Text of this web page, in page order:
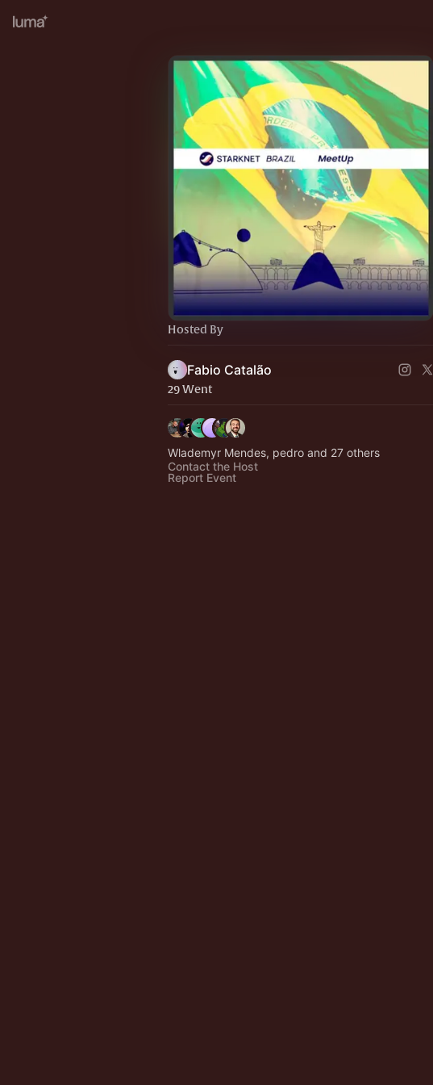
Hosted By
Fabio Catalão
29 Went
Wlademyr Mendes, pedro and 27 others
Contact the Host
Report Event